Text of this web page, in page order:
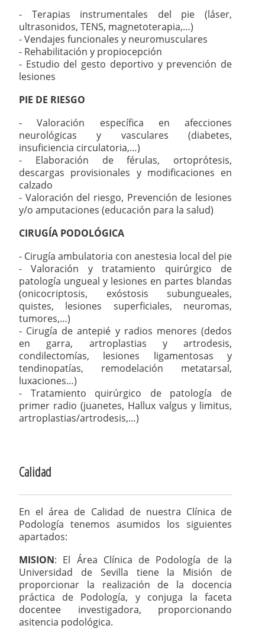
- Terapias instrumentales del pie (láser,
ultrasonidos, TENS, magnetoterapia,…)
- Vendajes funcionales y neuromusculares
- Rehabilitación y propiocepción
- Estudio del gesto deportivo y prevención de
lesiones
PIE DE RIESGO
- Valoración específica en afecciones
neurológicas y vasculares (diabetes,
insuficiencia circulatoria,…)
- Elaboración de férulas, ortoprótesis,
descargas provisionales y modificaciones en
calzado
- Valoración del riesgo, Prevención de lesiones
y/o amputaciones (educación para la salud)
CIRUGÍA PODOLÓGICA
- Cirugía ambulatoria con anestesia local del pie
- Valoración y tratamiento quirúrgico de
patología ungueal y lesiones en partes blandas
(onicocriptosis, exóstosis subungueales,
quistes, lesiones superficiales, neuromas,
tumores,…)
- Cirugía de antepié y radios menores (dedos
en garra, artroplastias y artrodesis,
condilectomías, lesiones ligamentosas y
tendinopatías, remodelación metatarsal,
luxaciones…)
- Tratamiento quirúrgico de patología de
primer radio (juanetes, Hallux valgus y limitus,
artroplastias/artrodesis,…)
Calidad
En el área de Calidad de nuestra Clínica de
Podología tenemos asumidos los siguientes
apartados:
MISION: El Área Clínica de Podología de la
Universidad de Sevilla tiene la Misión de
proporcionar la realización de la docencia
práctica de Podología, y conjuga la faceta
docentee investigadora, proporcionando
asitencia podológica.